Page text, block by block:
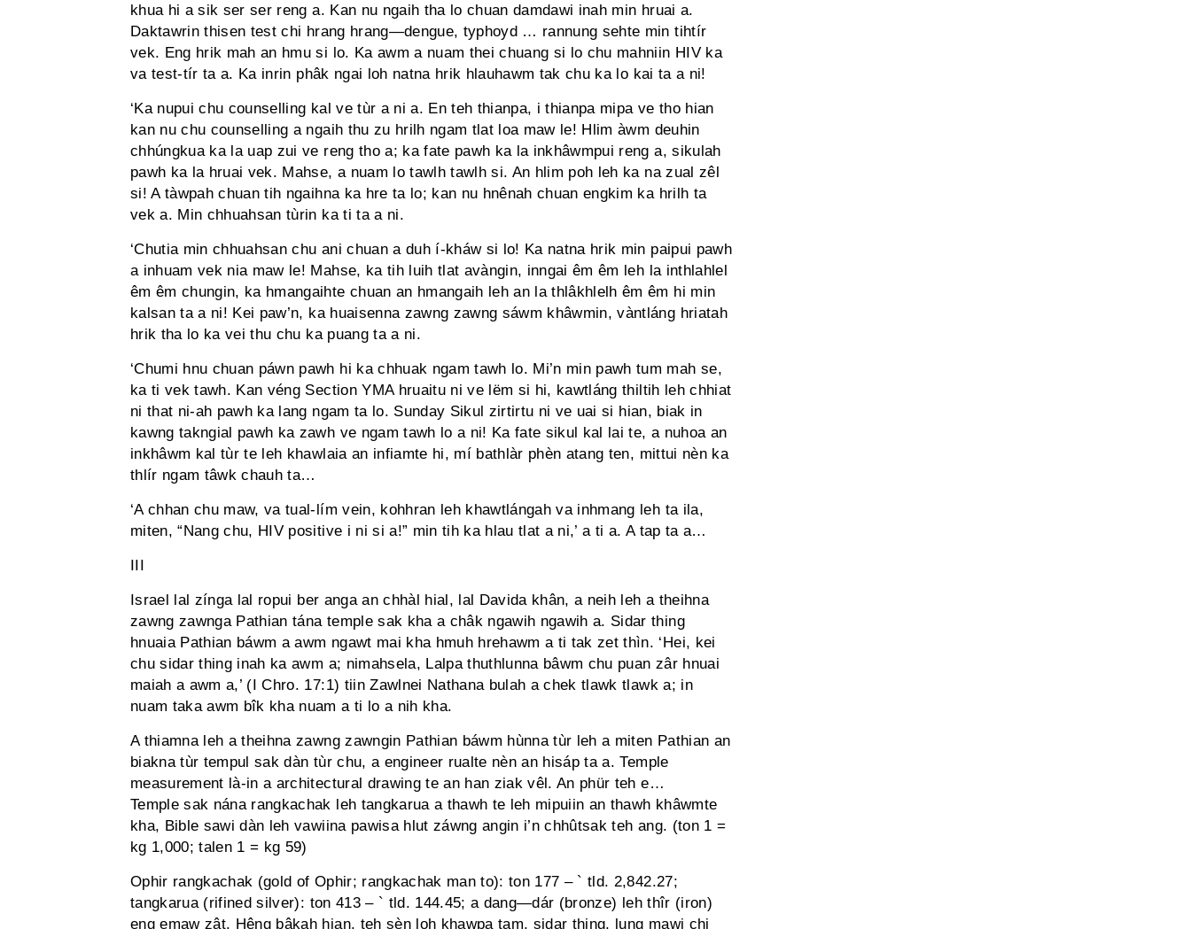
khua hi a sik ser ser reng a. Kan nu ngaih tha lo chuan damdawi inah min hruai a.
Daktawrin thisen test chi hrang hrang—dengue, typhoyd … rannung sehte min tihtír
vek. Eng hrik mah an hmu si lo. Ka awm a nuam thei chuang si lo chu mahniin HIV ka
va test-tír ta a. Ka inrin phâk ngai loh natna hrik hlauhawm tak chu ka lo kai ta a ni!
‘Ka nupui chu counselling kal ve tùr a ni a. En teh thianpa, i thianpa mipa ve tho hian
kan nu chu counselling a ngaih thu zu hrilh ngam tlat loa maw le! Hlim àwm deuhin
chhúngkua ka la uap zui ve reng tho a; ka fate pawh ka la inkhâwmpui reng a, sikulah
pawh ka la hruai vek. Mahse, a nuam lo tawlh tawlh si. An hlim poh leh ka na zual zêl
si! A tàwpah chuan tih ngaihna ka hre ta lo; kan nu hnênah chuan engkim ka hrilh ta
vek a. Min chhuahsan tùrin ka ti ta a ni.
‘Chutia min chhuahsan chu ani chuan a duh í-kháw si lo! Ka natna hrik min paipui pawh
a inhuam vek nia maw le! Mahse, ka tih luih tlat avàngin, inngai êm êm leh la inthlahlel
êm êm chungin, ka hmangaihte chuan an hmangaih leh an la thlâkhlelh êm êm hi min
kalsan ta a ni! Kei paw’n, ka huaisenna zawng zawng sáwm khâwmin, vàntláng hriatah
hrik tha lo ka vei thu chu ka puang ta a ni.
‘Chumi hnu chuan páwn pawh hi ka chhuak ngam tawh lo. Mi’n min pawh tum mah se,
ka ti vek tawh. Kan véng Section YMA hruaitu ni ve lëm si hi, kawtláng thiltih leh chhiat
ni that ni-ah pawh ka lang ngam ta lo. Sunday Sikul zirtirtu ni ve uai si hian, biak in
kawng takngial pawh ka zawh ve ngam tawh lo a ni! Ka fate sikul kal lai te, a nuhoa an
inkhâwm kal tùr te leh khawlaia an infiamte hi, mí bathlàr phèn atang ten, mittui nèn ka
thlír ngam tâwk chauh ta…
‘A chhan chu maw, va tual-lím vein, kohhran leh khawtlángah va inhmang leh ta ila,
miten, “Nang chu, HIV positive i ni si a!” min tih ka hlau tlat a ni,’ a ti a. A tap ta a…
III
Israel lal zínga lal ropui ber anga an chhàl hial, lal Davida khân, a neih leh a theihna
zawng zawnga Pathian tána temple sak kha a châk ngawih ngawih a. Sidar thing
hnuaia Pathian báwm a awm ngawt mai kha hmuh hrehawm a ti tak zet thìn. ‘Hei, kei
chu sidar thing inah ka awm a; nimahsela, Lalpa thu­thlunna bâwm chu puan zâr hnuai
maiah a awm a,’ (I Chro. 17:1) tiin Zawlnei Nathana bulah a chek tlawk tlawk a; in
nuam taka awm bîk kha nuam a ti lo a nih kha.
A thiamna leh a theihna zawng zawngin Pathian báwm hùnna tùr leh a miten Pathian an
biakna tùr tempul sak dàn tùr chu, a engineer rualte nèn an hisáp ta a. Temple
measurement là-in a architectural drawing te an han ziak vêl. An phür teh e…
Temple sak nána rangkachak leh tangkarua a thawh te leh mipuiin an thawh khâwmte
kha, Bible sawi dàn leh vawiina pawisa hlut záwng angin i’n chhûtsak teh ang. (ton 1 =
kg 1,000; talen 1 = kg 59)
Ophir rangkachak (gold of Ophir; rangkachak man to): ton 177 – ` tld. 2,842.27;
tangkarua (rifined silver): ton 413 – ` tld. 144.45; a dang—dár (bronze) leh thîr (iron)
eng emaw zât. Hêng bâkah hian, teh sèn loh khawpa tam, sidar thing, lung mawi chi